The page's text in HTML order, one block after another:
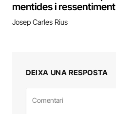
mentides i ressentiment
Josep Carles Rius
DEIXA UNA RESPOSTA